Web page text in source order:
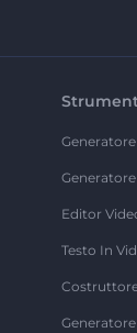
Editor
Testo In